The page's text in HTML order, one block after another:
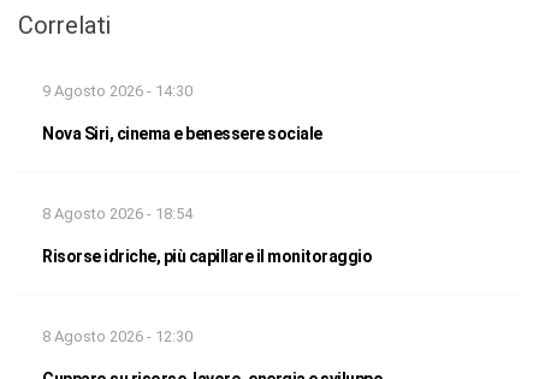
Correlati
9 Agosto 2026 - 14:30
Nova Siri, cinema e benessere sociale
8 Agosto 2026 - 18:54
Risorse idriche, più capillare il monitoraggio
8 Agosto 2026 - 12:30